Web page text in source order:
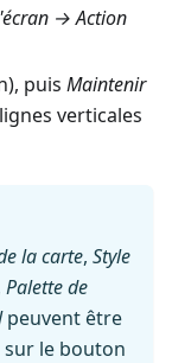
→ Action
puis Maintenir
verticales
la carte, Style
Palette de
peuvent être
sur le bouton